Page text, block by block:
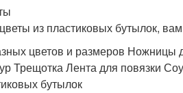
из пластиковых бутылок,
цветов и размеров Ножницы
Лента для повязки
бутылок